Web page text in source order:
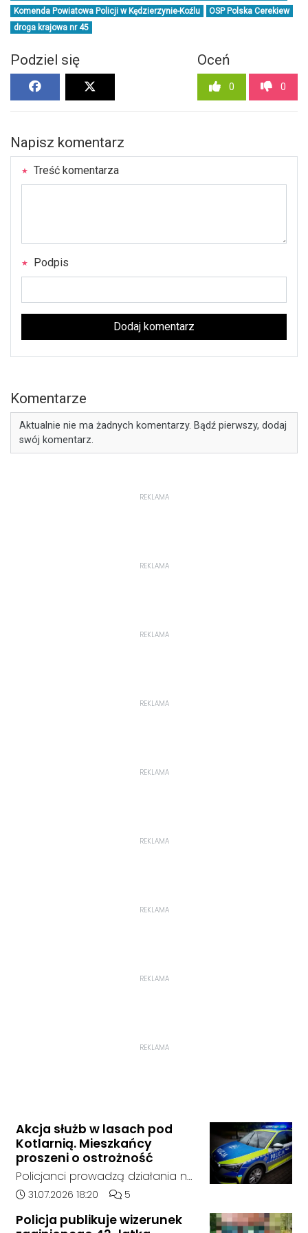
Komenda Powiatowa Policji w Kędzierzynie-Koźlu
OSP Polska Cerekiew
droga krajowa nr 45
Podziel się Oceń
0 0
Napisz komentarz
Treść komentarza
Podpis
Dodaj komentarz
Komentarze
Aktualnie nie ma żadnych komentarzy. Bądź pierwszy, dodaj
swój komentarz.
REKLAMA
REKLAMA
REKLAMA
REKLAMA
REKLAMA
REKLAMA
REKLAMA
REKLAMA
REKLAMA
Akcja służb w lasach pod
Kotlarnią. Mieszkańcy
proszeni o ostrożność
Policjanci prowadzą działania na
terenie kompleksów leśnych w
nam się ustalić, funkcjonariusze
Data dodania artykułu:
31.07.2026 18:20 Liczba komentarzy artykułu:
5
Policja publikuje wizerunek